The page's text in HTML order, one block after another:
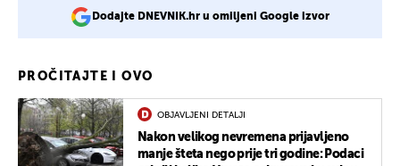
Dodajte DNEVNIK.hr u omiljeni Google izvor
PROČITAJTE I OVO
OBJAVLJENI DETALJI
Nakon velikog nevremena prijavljeno
manje šteta nego prije tri godine: Podaci